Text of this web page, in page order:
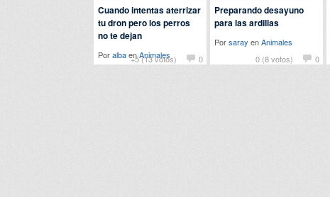
+5 (13 votos) 0
Cuando intentas aterrizar
tu dron pero los perros
no te dejan
PoralbaenAnimales 0 (8 votos) 0
Preparando desayuno
para las ardillas
Porsaray enAnimales